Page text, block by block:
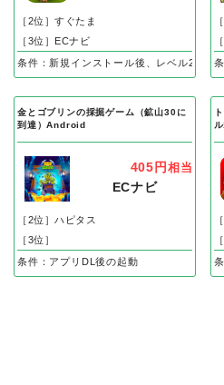
［2位］すぐたま
［3位］ECナビ
条件：新規インストール後、レベル25到
金とゴブリンの採掘ゲーム（鉱山30に
到達）Android
405円 相当
ECナビ
［2位］ハピタス
［3位］
条件：アプリDL後の起動